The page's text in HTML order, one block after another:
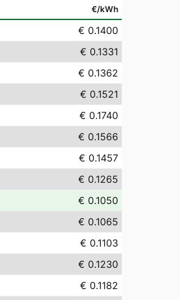
€/kWh
€ 0.1400
€ 0.1331
€ 0.1362
€ 0.1521
€ 0.1740
€ 0.1566
€ 0.1457
€ 0.1265
€ 0.1050
€ 0.1065
€ 0.1103
€ 0.1230
€ 0.1182